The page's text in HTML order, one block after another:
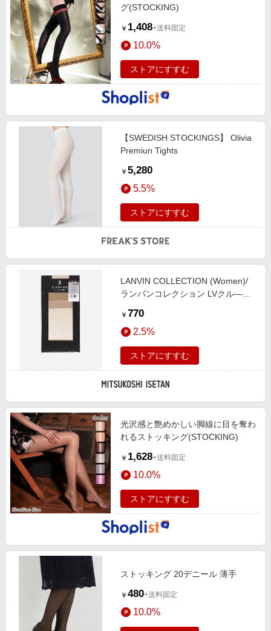
グ(STOCKING)
￥ 1,408+送料固定
10.0%
ストアにすすむ
【SWEDISH STOCKINGS】 Olivia
Premiun Tights
￥ 5,280
5.5%
ストアにすすむ
LANVIN COLLECTION (Women)/
ランバンコレクション LVクル―PS
【三越伊勢丹/公式】
￥ 770
2.5%
ストアにすすむ
光沢感と艶めかしい脚線に目を奪わ
れるストッキング(STOCKING)
￥ 1,628+送料固定
10.0%
ストアにすすむ
ストッキング 20デニール 薄手
￥ 480+送料固定
10.0%